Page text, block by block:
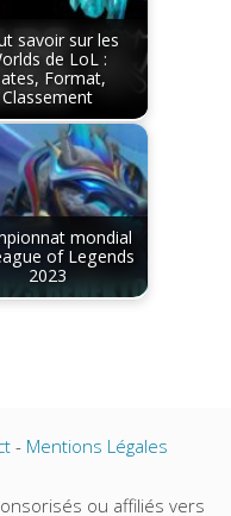
savoir sur les
de LoL :
Format,
Classement
mondial
of Legends
2023
- Mentions Légales
ou affiliés vers